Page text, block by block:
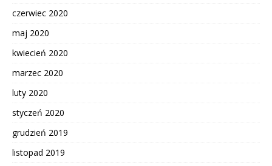
czerwiec 2020
maj 2020
kwiecień 2020
marzec 2020
luty 2020
styczeń 2020
grudzień 2019
listopad 2019